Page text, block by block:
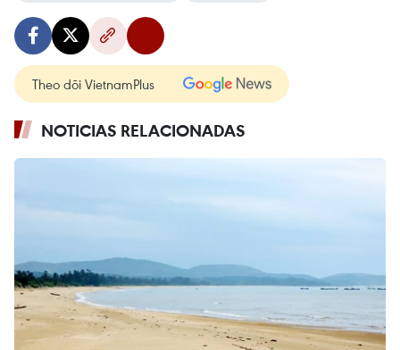
Theo dõi VietnamPlus
NOTICIAS RELACIONADAS